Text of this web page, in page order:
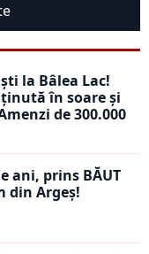
la Bâlea Lac!
ținută în soare și
de 300.000
ani, prins BĂUT
din Argeș!